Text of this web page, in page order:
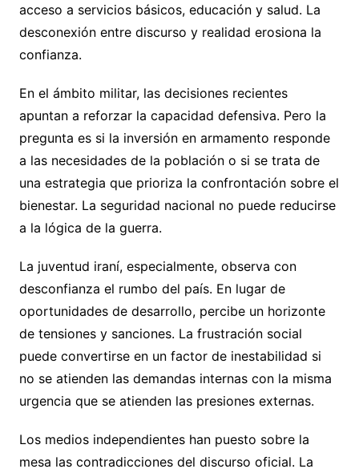
acceso a servicios básicos, educación y salud. La
desconexión entre discurso y realidad erosiona la
confianza.
En el ámbito militar, las decisiones recientes
apuntan a reforzar la capacidad defensiva. Pero la
pregunta es si la inversión en armamento responde
a las necesidades de la población o si se trata de
una estrategia que prioriza la confrontación sobre el
bienestar. La seguridad nacional no puede reducirse
a la lógica de la guerra.
La juventud iraní, especialmente, observa con
desconfianza el rumbo del país. En lugar de
oportunidades de desarrollo, percibe un horizonte
de tensiones y sanciones. La frustración social
puede convertirse en un factor de inestabilidad si
no se atienden las demandas internas con la misma
urgencia que se atienden las presiones externas.
Los medios independientes han puesto sobre la
mesa las contradicciones del discurso oficial. La